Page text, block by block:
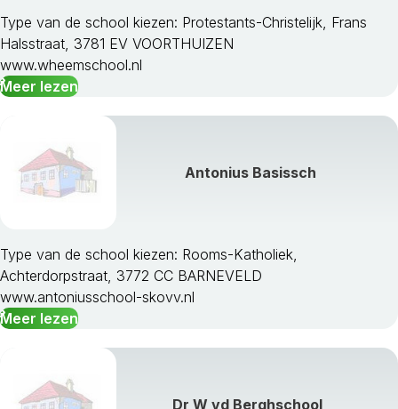
Type van de school kiezen: Protestants-Christelijk, Frans
Halsstraat, 3781 EV VOORTHUIZEN
www.wheemschool.nl
Meer lezen
Antonius Basissch
Type van de school kiezen: Rooms-Katholiek,
Achterdorpstraat, 3772 CC BARNEVELD
www.antoniusschool-skovv.nl
Meer lezen
Dr W vd Berghschool